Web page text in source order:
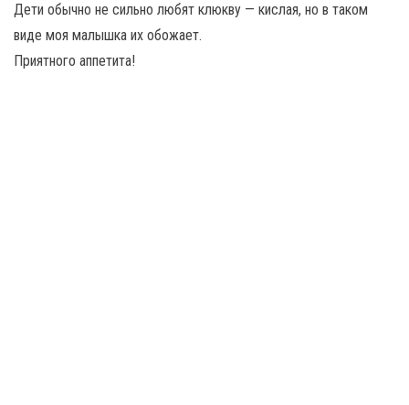
Дети обычно не сильно любят клюкву — кислая, но в таком
виде моя малышка их обожает.
Приятного аппетита!